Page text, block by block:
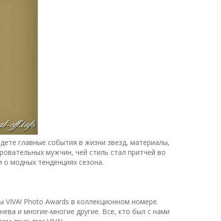
главные события в жизни звезд, материалы,
мужчин, чей стиль стал притчей во
модных тенденциях сезона.
Photo Awards в коллекционном номере.
и многие-многие другие. Все, кто был с нами